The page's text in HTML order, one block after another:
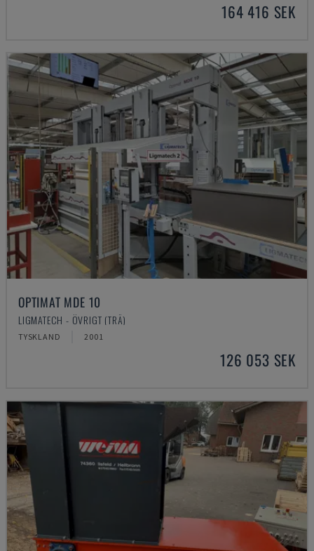
164 416 SEK
OPTIMAT MDE 10
LIGMATECH - ÖVRIGT (TRÄ)
TYSKLAND 2001
126 053 SEK